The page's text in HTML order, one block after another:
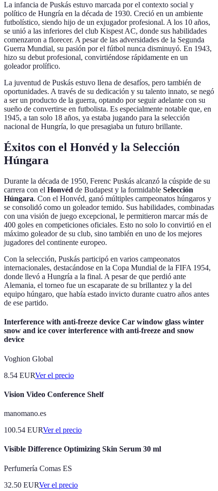
La infancia de Puskás estuvo marcada por el contexto social y
político de Hungría en la década de 1930. Creció en un ambiente
futbolístico, siendo hijo de un exjugador profesional. A los 10 años,
se unió a las inferiores del club Kispest AC, donde sus habilidades
comenzaron a florecer. A pesar de las adversidades de la Segunda
Guerra Mundial, su pasión por el fútbol nunca disminuyó. En 1943,
hizo su debut profesional, convirtiéndose rápidamente en un
goleador prolífico.
La juventud de Puskás estuvo llena de desafíos, pero también de
oportunidades. A través de su dedicación y su talento innato, se negó
a ser un producto de la guerra, optando por seguir adelante con su
sueño de convertirse en futbolista. Es especialmente notable que, en
1945, a tan solo 18 años, ya estaba jugando para la selección
nacional de Hungría, lo que presagiaba un futuro brillante.
Éxitos con el Honvéd y la Selección
Húngara
Durante la década de 1950, Ferenc Puskás alcanzó la cúspide de su
carrera con el Honvéd de Budapest y la formidable Selección
Húngara. Con el Honvéd, ganó múltiples campeonatos húngaros y
se consolidó como un goleador temido. Sus habilidades, combinadas
con una visión de juego excepcional, le permitieron marcar más de
400 goles en competiciones oficiales. Esto no solo lo convirtió en el
máximo goleador de su club, sino también en uno de los mejores
jugadores del continente europeo.
Con la selección, Puskás participó en varios campeonatos
internacionales, destacándose en la Copa Mundial de la FIFA 1954,
donde llevó a Hungría a la final. A pesar de que perdió ante
Alemania, el torneo fue un escaparate de su brillantez y la del
equipo húngaro, que había estado invicto durante cuatro años antes
de ese partido.
Interference with anti-freeze device Car window glass winter
snow and ice cover interference with anti-freeze and snow
device
Voghion Global
8.54 EURVer el precio
Vision Video Conference Shelf
manomano.es
100.54 EURVer el precio
Visible Difference Optimizing Skin Serum 30 ml
Perfumería Comas ES
32.50 EURVer el precio